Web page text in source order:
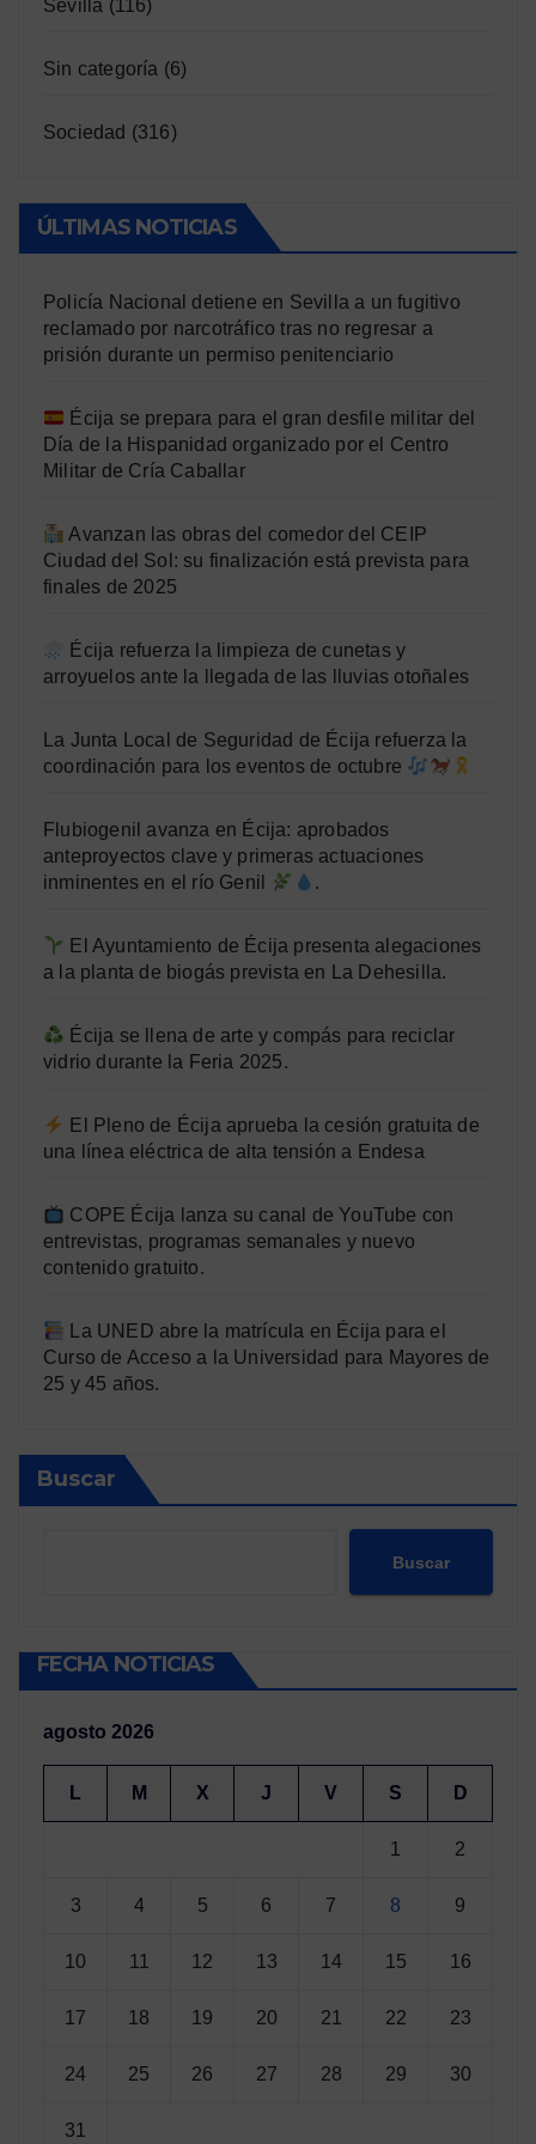
Sevilla (116)
Sin categoría (6)
Sociedad (316)
ÚLTIMAS NOTICIAS
Policía Nacional detiene en Sevilla a un fugitivo
reclamado por narcotráfico tras no regresar a
prisión durante un permiso penitenciario
Écija se prepara para el gran desfile militar del
Día de la Hispanidad organizado por el Centro
Militar de Cría Caballar
Avanzan las obras del comedor del CEIP
Ciudad del Sol: su finalización está prevista para
finales de 2025
Écija refuerza la limpieza de cunetas y
arroyuelos ante la llegada de las lluvias otoñales
La Junta Local de Seguridad de Écija refuerza la
coordinación para los eventos de octubre
Flubiogenil avanza en Écija: aprobados
anteproyectos clave y primeras actuaciones
inminentes en el río Genil
.
El Ayuntamiento de Écija presenta alegaciones
a la planta de biogás prevista en La Dehesilla.
Écija se llena de arte y compás para reciclar
vidrio durante la Feria 2025.
El Pleno de Écija aprueba la cesión gratuita de
una línea eléctrica de alta tensión a Endesa
COPE Écija lanza su canal de YouTube con
entrevistas, programas semanales y nuevo
contenido gratuito.
La UNED abre la matrícula en Écija para el
Curso de Acceso a la Universidad para Mayores de
25 y 45 años.
Buscar
Buscar
FECHA NOTICIAS
agosto 2026
L M X J V S D
1 2
3 4 5 6 7 8 9
10 11 12 13 14 15 16
17 18 19 20 21 22 23
24 25 26 27 28 29 30
31